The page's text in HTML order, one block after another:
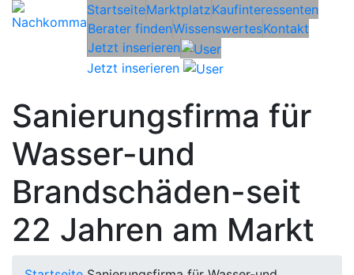
StartseiteMarktplatzKaufinteressenten
Berater findenWissenswertesKontakt
Jetzt inserieren
Jetzt inserieren
Sanierungsfirma für
Wasser-und
Brandschäden-seit
22 Jahren am Markt